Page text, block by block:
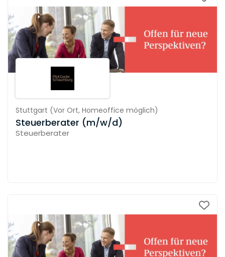
Stuttgart (Vor Ort, Homeoffice möglich)
Steuerberater (m/w/d)
Steuerberater